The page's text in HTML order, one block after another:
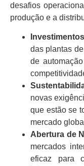
desafios
produção e a
das plantas
de
novas
que estão se
mercado
Abertura de
mercados
eficaz para